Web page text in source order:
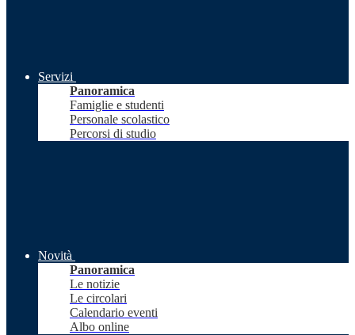
Servizi
Panoramica
Famiglie e studenti
Personale scolastico
Percorsi di studio
Novità
Panoramica
Le notizie
Le circolari
Calendario eventi
Albo online